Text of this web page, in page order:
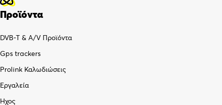
Προϊόντα
DVB-T & A/V Προϊόντα
Gps trackers
Prolink Καλωδιώσεις
Εργαλεία
Ήχος